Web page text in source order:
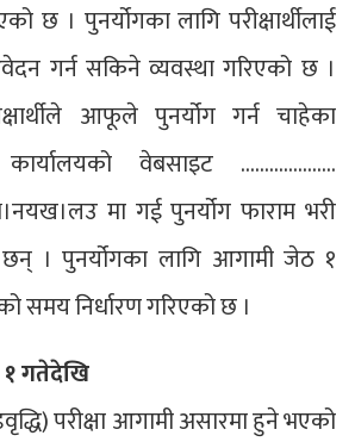
छ । पुनर्योगका लागि परीक्षार्थीलाई
गर्न सकिने व्यवस्था गरिएको छ ।
आफूले पुनर्योग गर्न चाहेका
वेबसाइट ………………..
मा गई पुनर्योग फाराम भरी
। पुनर्योगका लागि आगामी जेठ १
समय निर्धारण गरिएको छ ।
१ गतेदेखि
परीक्षा आगामी असारमा हुने भएको